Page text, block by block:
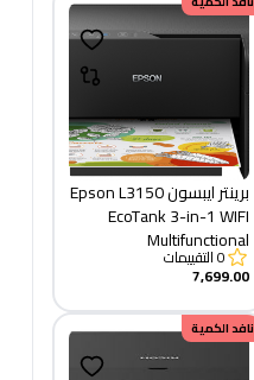
برينتر ايبسون Epson L3150
EcoTank 3-in-1 WIFI
Multifunctional
0التقييمات
7,699.00
نافد الكمية